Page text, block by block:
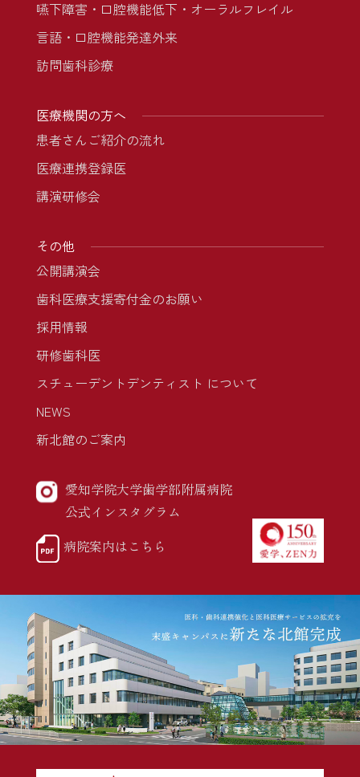
嚥下障害・口腔機能低下・オーラルフレイル
言語・口腔機能発達外来
訪問歯科診療
医療機関の方へ
患者さんご紹介の流れ
医療連携登録医
講演研修会
その他
公開講演会
歯科医療支援寄付金のお願い
採用情報
研修歯科医
スチューデントデンティスト について
NEWS
新北館のご案内
愛知学院大学歯学部附属病院
公式インスタグラム
病院案内はこちら